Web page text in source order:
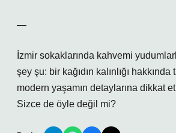
—
İzmir sokaklarında kahvemi
şey şu: bir kağıdın kalınlığı hakkında
modern yaşamın detaylarına dikkat
Sizce de öyle değil mi?